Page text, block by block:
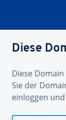
Diese
Diese
Sie der
einloggen